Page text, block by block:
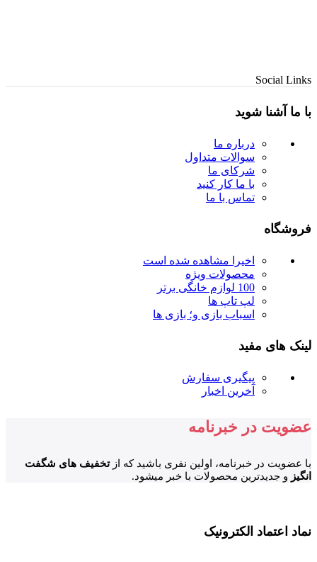
Social Links
با ما آشنا شوید
درباره ما
سوالات متداول
شرکای ما
با ما کار کنید
تماس با ما
فروشگاه
اخیرا مشاهده شده است
محصولات ویژه
100 لوازم خانگی برتر
لپ تاپ ها
اسباب بازی و؛ بازی ها
لینک های مفید
پیگیری سفارش
آخرین اخبار
عضویت در خبرنامه
با عضویت در خبرنامه، اولین نفری باشید که ازتخفیف های شگفت
انگیز و جدیدترین محصولات با خبر میشود.
نماد اعتماد الکترونیک